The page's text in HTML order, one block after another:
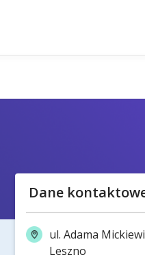
Dane
ul. Adama
Leszno